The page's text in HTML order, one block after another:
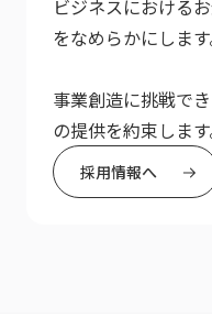
ビジネスにおける
をなめらかにします
事業創造に挑戦で
の提供を約束します
採用情報へ